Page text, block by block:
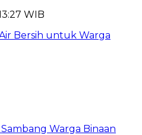
WIB
Bersih untuk Warga
Warga Binaan